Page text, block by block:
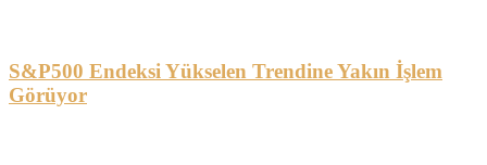
S&P500 Endeksi Yükselen Trendine Yakın İşlem
Görüyor